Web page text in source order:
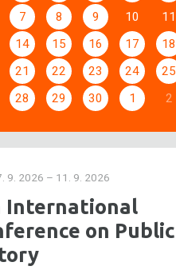
7 8 9 10 11
14 15 16 17 18
21 22 23 24 25
28 29 30 1 2
9. 2026 – 11. 9. 2026
International
on Public